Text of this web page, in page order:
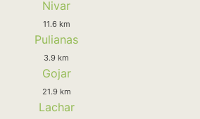
Nivar
11.6 km
Pulianas
3.9 km
Gojar
21.9 km
Lachar